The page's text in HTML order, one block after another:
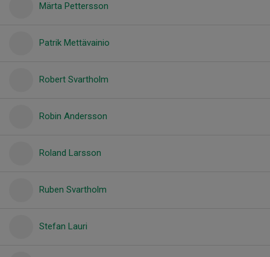
Märta Pettersson
Patrik Mettävainio
Robert Svartholm
Robin Andersson
Roland Larsson
Ruben Svartholm
Stefan Lauri